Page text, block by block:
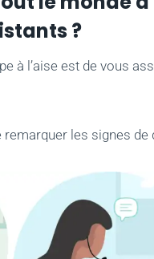
?
à l’aise est de vous
remarquer les signes de